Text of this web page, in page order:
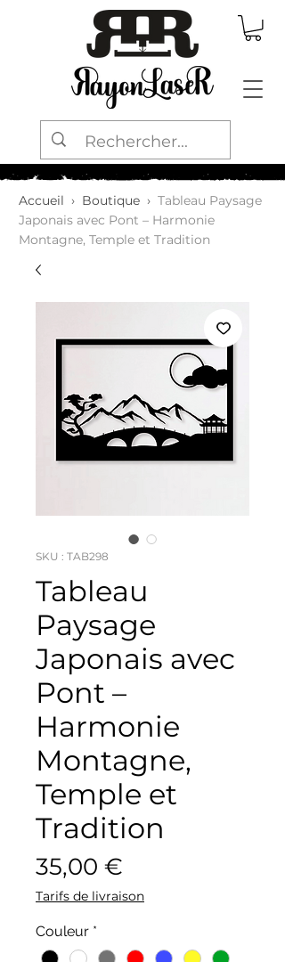
Accueil › Boutique › Tableau Paysage
Japonais avec Pont – Harmonie
Montagne, Temple et Tradition
SKU : TAB298
Tableau
Paysage
Japonais avec
Pont –
Harmonie
Montagne,
Temple et
Tradition
35,00 €
Tarifs de livraison
Couleur *